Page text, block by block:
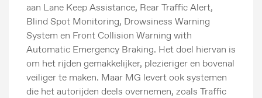
aan Lane Keep Assistance, Rear Traffic Alert,
Blind Spot Monitoring, Drowsiness Warning
System en Front Collision Warning with
Automatic Emergency Braking. Het doel hiervan is
om het rijden gemakkelijker, plezieriger en bovenal
veiliger te maken. Maar MG levert ook systemen
die het autorijden deels overnemen, zoals Traffic